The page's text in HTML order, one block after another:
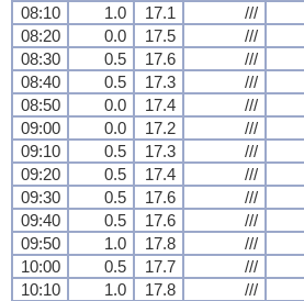
08:10
1.0 17.1 ///
08:20
0.0 17.5 ///
08:30
0.5 17.6 ///
08:40
0.5 17.3 ///
08:50
0.0 17.4 ///
09:00
0.0 17.2 ///
09:10
0.5 17.3 ///
09:20
0.5 17.4 ///
09:30
0.5 17.6 ///
09:40
0.5 17.6 ///
09:50
1.0 17.8 ///
10:00
0.5 17.7 ///
10:10
1.0 17.8 ///